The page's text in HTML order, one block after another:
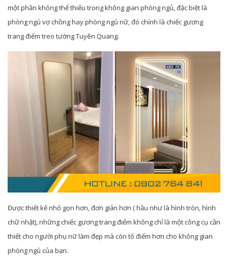
một phần không thể thiếu trong không gian phòng ngủ, đặc biệt là
phòng ngủ vợ chồng hay phòng ngủ nữ, đó chính là chiếc gương
trang điểm treo tường Tuyên Quang.
Được thiết kế nhỏ gọn hơn, đơn giản hơn ( hầu như là hình tròn, hình
chữ nhật), những chiếc gương trang điểm không chỉ là một công cụ cần
thiết cho người phụ nữ làm đẹp mà còn tô điểm hơn cho không gian
phòng ngủ của bạn.